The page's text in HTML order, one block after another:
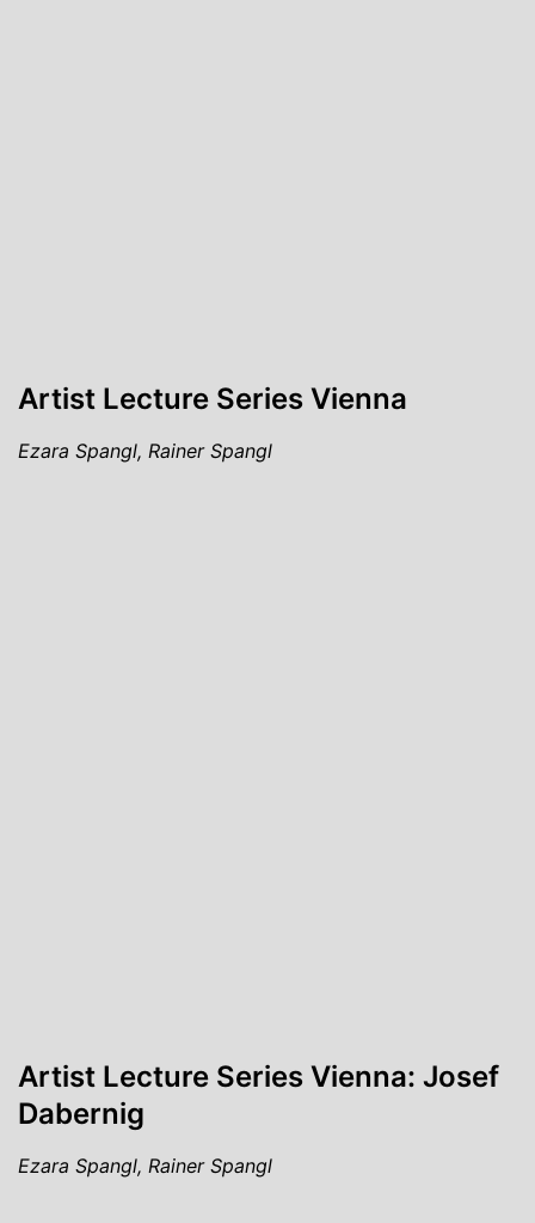
Artist Lecture Series Vienna
Ezara Spangl, Rainer Spangl
Artist Lecture Series Vienna: Josef
Dabernig
Ezara Spangl, Rainer Spangl